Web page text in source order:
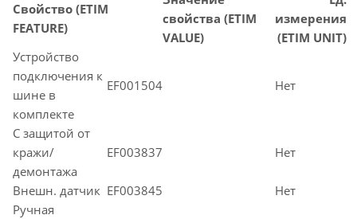
Свойство (ETIM
FEATURE)
свойства (ETIM
VALUE)
измерения
(ETIM UNIT)
Устройство
подключения к
шине в
комплекте
EF001504 Нет
С защитой от
кражи/
демонтажа
EF003837 Нет
Внешн. датчик EF003845
Нет
Ручная